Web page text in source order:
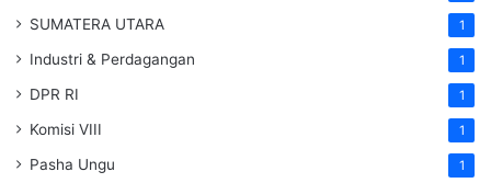
SUMATERA UTARA 1
Industri & Perdagangan 1
DPR RI 1
Komisi VIII 1
Pasha Ungu 1